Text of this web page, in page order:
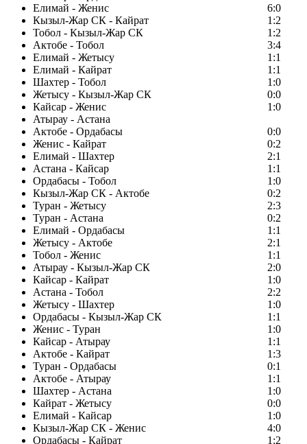
Елимай - Женис
6:0
Кызыл-Жар СК - Кайрат
1:2
Тобол - Кызыл-Жар СК
1:2
Актобе - Тобол
3:4
Елимай - Жетысу
1:1
Елимай - Кайрат
1:1
Шахтер - Тобол
1:0
Жетысу - Кызыл-Жар СК
0:0
Кайсар - Женис
1:0
Атырау - Астана
Актобе - Ордабасы
0:0
Женис - Кайрат
0:2
Елимай - Шахтер
2:1
Астана - Кайсар
1:1
Ордабасы - Тобол
1:0
Кызыл-Жар СК - Актобе
0:2
Туран - Жетысу
2:3
Туран - Астана
0:2
Елимай - Ордабасы
1:1
Жетысу - Актобе
2:1
Тобол - Женис
1:1
Атырау - Кызыл-Жар СК
2:0
Кайсар - Кайрат
1:0
Астана - Тобол
2:2
Жетысу - Шахтер
1:0
Ордабасы - Кызыл-Жар СК
1:1
Женис - Туран
1:0
Кайсар - Атырау
1:1
Актобе - Кайрат
1:3
Туран - Ордабасы
0:1
Актобе - Атырау
1:1
Шахтер - Астана
1:0
Кайрат - Жетысу
0:0
Елимай - Кайсар
1:0
Кызыл-Жар СК - Женис
4:0
Ордабасы - Кайрат
1:2